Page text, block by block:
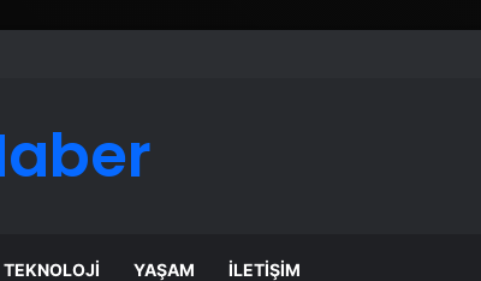
TEKNOLOJI YAŞAM İLETIŞIM